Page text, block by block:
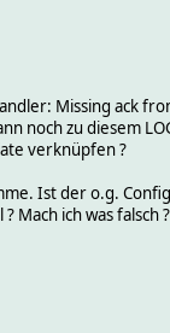
Missing
noch zu diesem
verknüpfen ?
Ist der o.g.
ich was falsch